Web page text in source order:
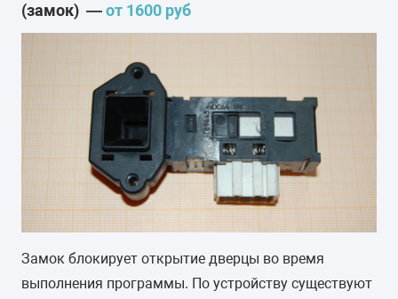
(замок) —от 1600 руб
Замок блокирует открытие дверцы во время
выполнения программы. По устройству существуют